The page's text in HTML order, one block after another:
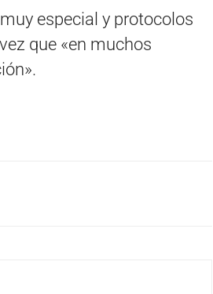
especial y protocolos
que «en muchos